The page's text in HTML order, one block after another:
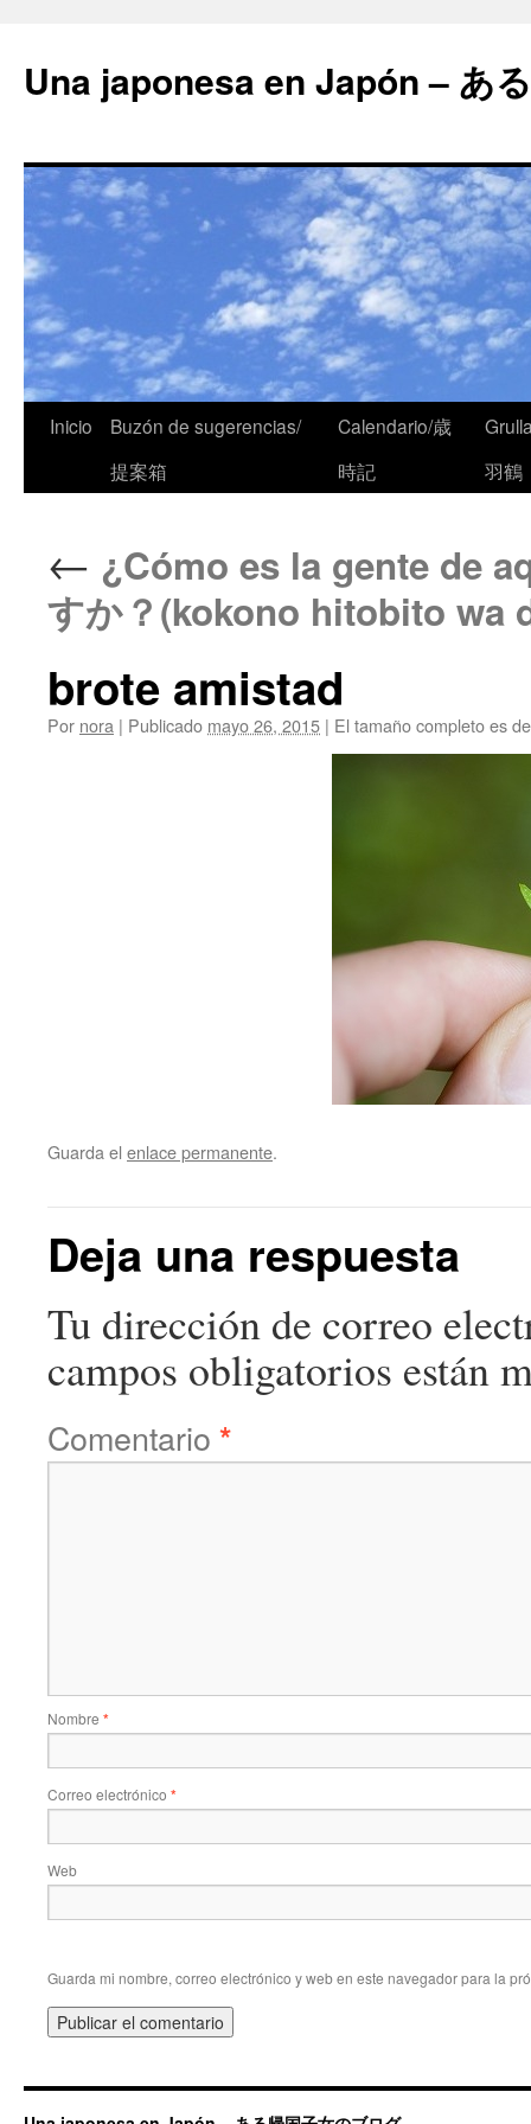
Una japonesa en Japón – あ
Inicio
Buzón de sugerencias/
提案箱
Calendario/歳
時記
羽鶴
← ¿Cómo es la gente de
すか？(kokono hitobito wa
brote amistad
Por nora | Publicado mayo 26, 2015 | El tamaño completo es
Guarda el enlace permanente.
Deja una respuesta
Tu dirección de correo
campos obligatorios están
Comentario *
Nombre *
Correo electrónico *
Web
Guarda mi nombre, correo electrónico y web en este navegador para la